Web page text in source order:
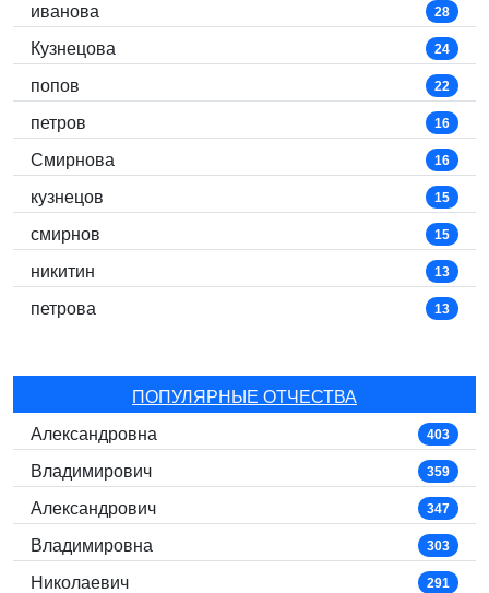
иванова 28
Кузнецова 24
попов 22
петров 16
Смирнова 16
кузнецов 15
смирнов 15
никитин 13
петрова 13
ПОПУЛЯРНЫЕ ОТЧЕСТВА
Александровна
403
Владимирович 359
Александрович 347
Владимировна 303
Николаевич 291